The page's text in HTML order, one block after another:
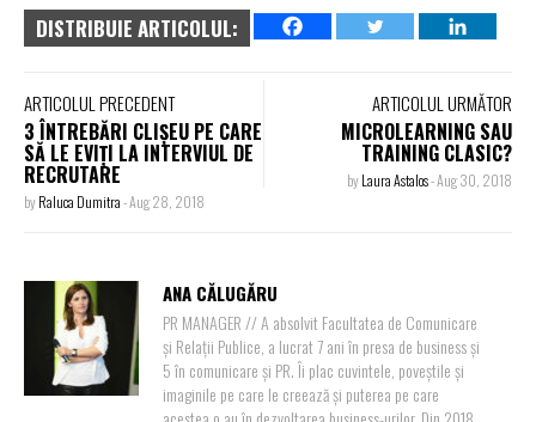
DISTRIBUIE ARTICOLUL:
ARTICOLUL PRECEDENT
3 ÎNTREBĂRI CLIȘEU PE CARE
SĂ LE EVIȚI LA INTERVIUL DE
RECRUTARE
byRaluca Dumitra-Aug 28, 2018
ARTICOLUL URMĂTOR
MICROLEARNING SAU
TRAINING CLASIC?
byLaura Astalos-Aug 30, 2018
ANA CĂLUGĂRU
PR MANAGER // A absolvit Facultatea de Comunicare
și Relații Publice, a lucrat 7 ani în presa de business și
5 în comunicare și PR. Îi plac cuvintele, poveștile și
imaginile pe care le creează și puterea pe care